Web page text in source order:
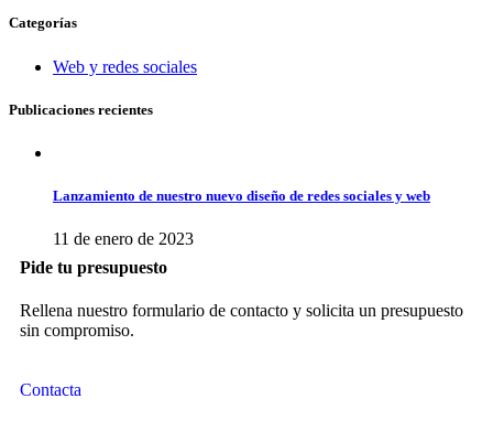
Categorías
Web y redes sociales
Publicaciones recientes
Lanzamiento de nuestro nuevo diseño de redes sociales y web
11 de enero de 2023
Pide tu presupuesto
Rellena nuestro formulario de contacto y solicita un presupuesto
sin compromiso.
Contacta